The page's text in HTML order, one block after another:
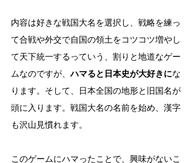
内容は好きな戦国大名を選択し、戦略を練っ
て合戦や外交で自国の領土をコツコツ増やし
て天下統一するっていう、割りと地道なゲー
ムなのですが、ハマると日本史が大好きにな
ります。そして、日本全国の地形と旧国名が
頭に入ります。戦国大名の名前を始め、漢字
も沢山見慣れます。
このゲームにハマったことで、興味がないこ